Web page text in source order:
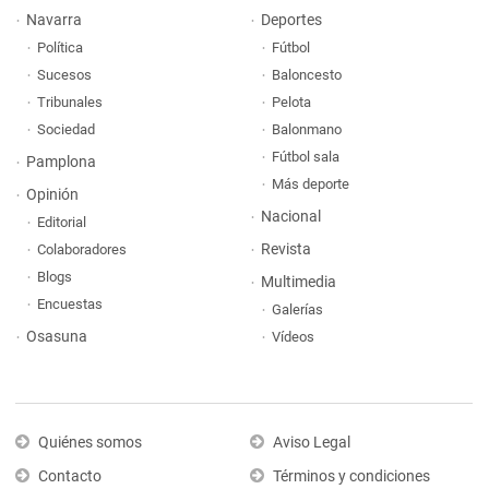
Navarra
Política
Sucesos
Tribunales
Sociedad
Pamplona
Opinión
Editorial
Colaboradores
Blogs
Encuestas
Osasuna
Deportes
Fútbol
Baloncesto
Pelota
Balonmano
Fútbol sala
Más deporte
Nacional
Revista
Multimedia
Galerías
Vídeos
Quiénes somos
Contacto
Aviso Legal
Términos y condiciones